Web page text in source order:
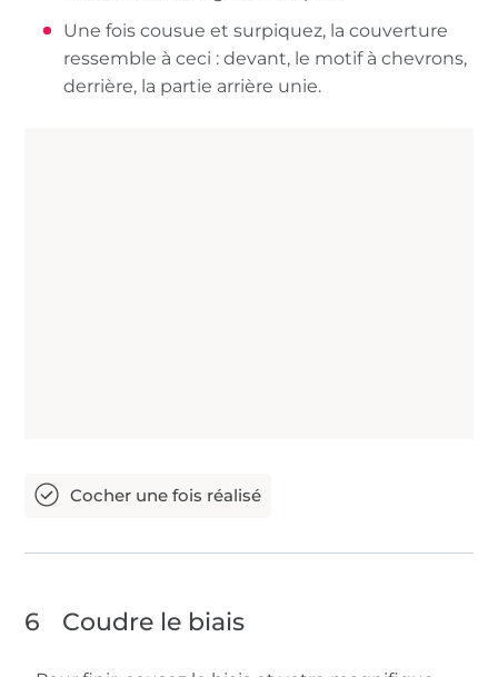
Une fois cousue et surpiquez, la couverture
ressemble à ceci : devant, le motif à chevrons,
derrière, la partie arrière unie.
6 Coudre le biais